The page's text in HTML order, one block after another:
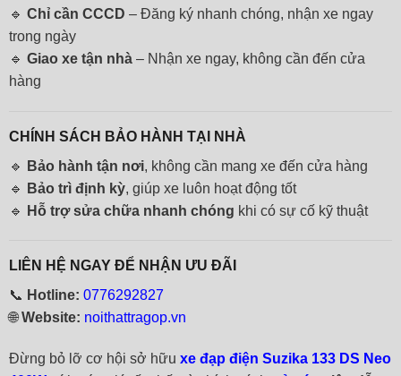
🔹 Chỉ cần CCCD – Đăng ký nhanh chóng, nhận xe ngay
trong ngày
🔹 Giao xe tận nhà – Nhận xe ngay, không cần đến cửa
hàng
CHÍNH SÁCH BẢO HÀNH TẠI NHÀ
🔹
Bảo hành tận nơi, không cần mang xe đến cửa hàng
🔹
Bảo trì định kỳ, giúp xe luôn hoạt động tốt
🔹
Hỗ trợ sửa chữa nhanh chóng khi có sự cố kỹ thuật
LIÊN HỆ NGAY ĐỂ NHẬN ƯU ĐÃI
📞 Hotline: 0776292827
🌐Website: noithattragop.vn
Đừng bỏ lỡ cơ hội sở hữu xe đạp điện Suzika 133 DS Neo